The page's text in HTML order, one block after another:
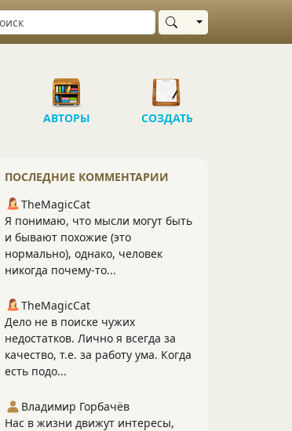
Выбрать область
АВТОРЫ СОЗДАТЬ
ПОСЛЕДНИЕ КОММЕНТАРИИ
TheMagicCat
Я понимаю, что мысли могут быть
и бывают похожие (это
нормально), однако, человек
никогда почему-то...
TheMagicCat
Дело не в поиске чужих
недостатков. Лично я всегда за
качество, т.е. за работу ума. Когда
есть подо...
Владимир Горбачёв
Нас в жизни движут интересы,